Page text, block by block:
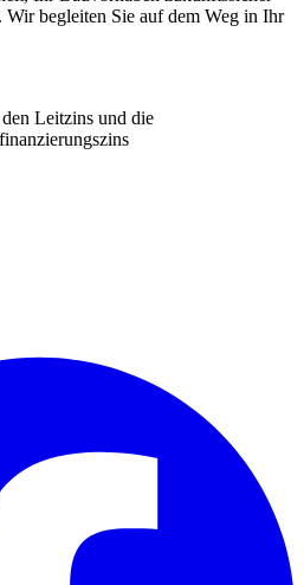
Wir begleiten Sie auf dem Weg in Ihr